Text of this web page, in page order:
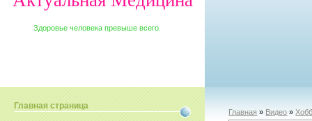
Здоровье человека превыше всего.
Главная страница
Главная » Видео »